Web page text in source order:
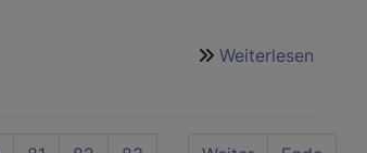
Weiterlesen